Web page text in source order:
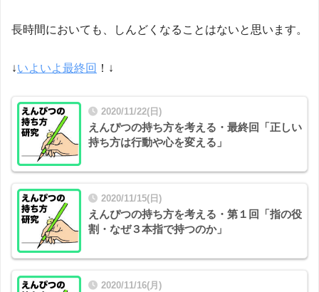
長時間においても、しんどくなることはないと思います。
↓いよいよ最終回 ！↓
2020/11/22(日)
えんぴつの持ち方を考える・最終回「正しい
持ち方は行動や心を変える」
2020/11/15(日)
えんぴつの持ち方を考える・第１回「指の役
割・なぜ３本指で持つのか」
2020/11/16(月)